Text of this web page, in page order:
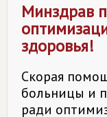
Минздрав
здоровья!
Скорая
больницы и
ради